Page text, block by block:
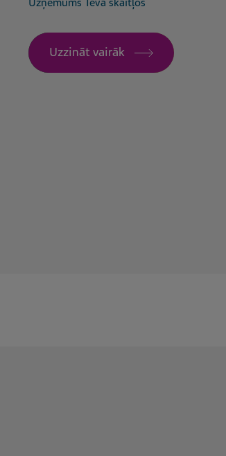
Uzņēmums Teva skaitļos
Uzzināt vairāk